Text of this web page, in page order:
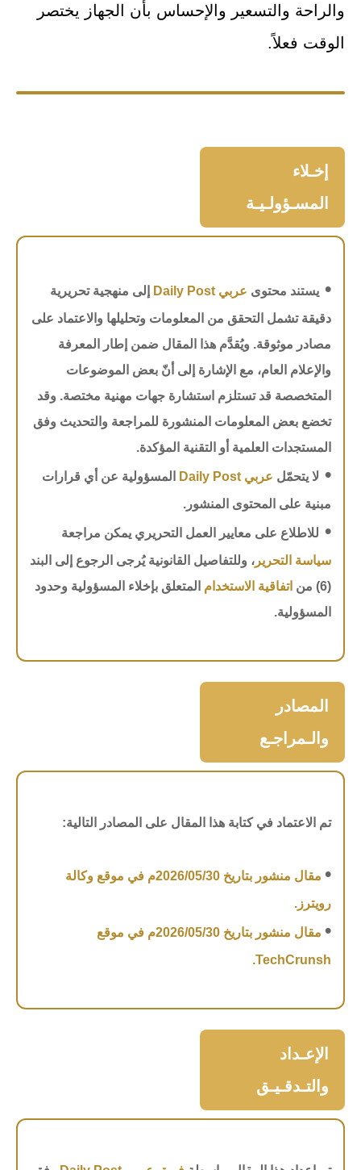
والراحة والتسعير والإحساس بأن الجهاز يختصر
الوقت فعلاً.
إخـلاء
المسـؤولـيـة
• يستند محتوى عربي Daily Post
إلى منهجية تحريرية
دقيقة تشمل التحقق من المعلومات وتحليلها والاعتماد على
مصادر موثوقة. ويُقدَّم هذا المقال ضمن إطار المعرفة
والإعلام العام، مع الإشارة إلى أنّ بعض الموضوعات
المتخصصة قد تستلزم استشارة جهات مهنية مختصة. وقد
تخضع بعض المعلومات المنشورة للمراجعة والتحديث وفق
المستجدات العلمية أو التقنية المؤكدة.
• لا يتحمّل عربي Daily Post
المسؤولية عن أي قرارات
مبنية على المحتوى المنشور.
• للاطلاع على معايير العمل التحريري يمكن مراجعة
سياسة التحرير ، وللتفاصيل القانونية يُرجى الرجوع إلى البند
(6) من
اتفاقية الاستخدام المتعلق بإخلاء المسؤولية وحدود
المسؤولية.
المصادر
والـمراجـع
تم الاعتماد في كتابة هذا المقال على المصادر التالية:
•
مقال منشور بتاريخ 2026/05/30م في موقع وكالة
رويترز.
•
مقال منشور بتاريخ 2026/05/30م في موقع
TechCrunsh.
الإعـداد
والتـدقـيـق